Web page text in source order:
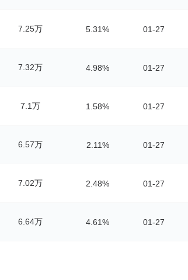
7.25万 5.31% 01-27
7.32万 4.98% 01-27
7.1万 1.58% 01-27
6.57万 2.11% 01-27
7.02万 2.48% 01-27
6.64万 4.61% 01-27